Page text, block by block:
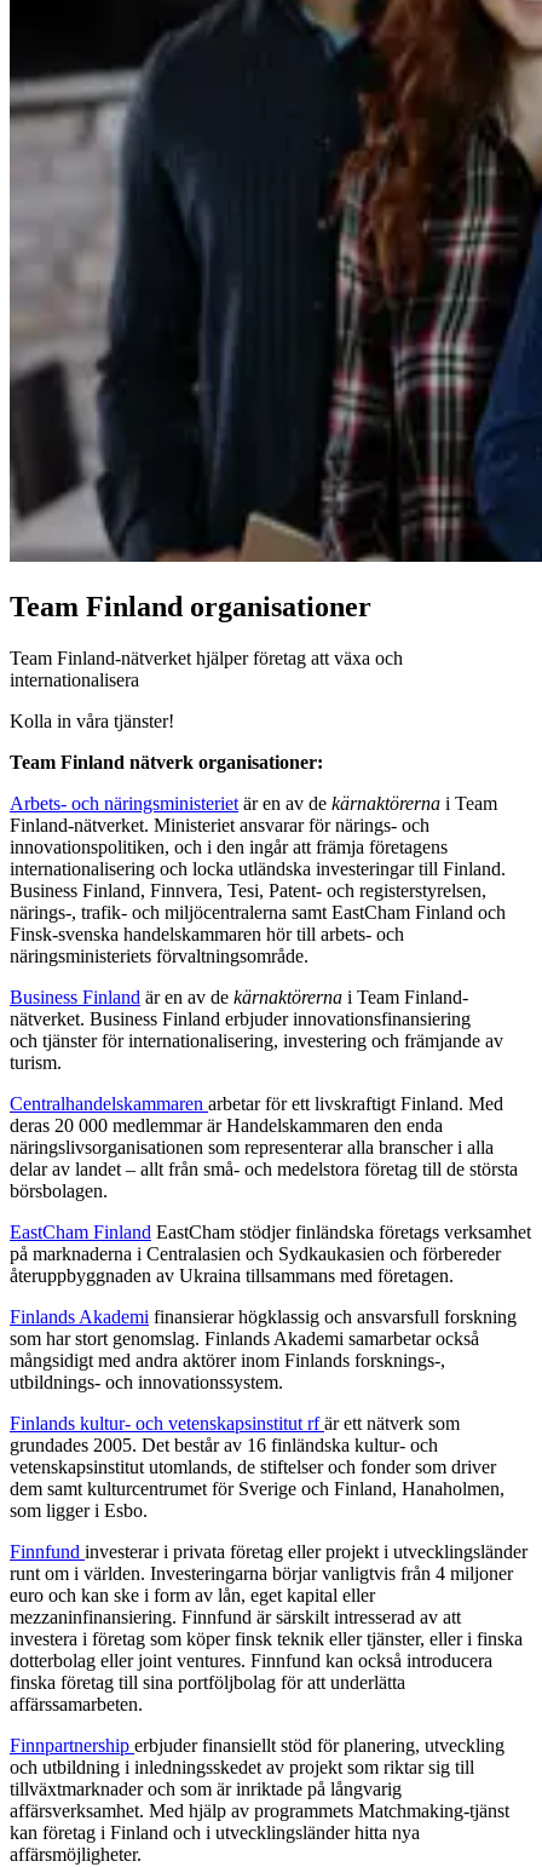
Team Finland organisationer
Team Finland-nätverket hjälper företag att växa och
internationalisera
Kolla in våra tjänster!
Team Finland nätverk organisationer:
Arbets- och näringsministeriet är en av de kärnaktörerna i Team
Finland-nätverket. Ministeriet ansvarar för närings- och
innovationspolitiken, och i den ingår att främja företagens
internationalisering och locka utländska investeringar till Finland.
Business Finland, Finnvera, Tesi, Patent- och registerstyrelsen,
närings-, trafik- och miljöcentralerna samt EastCham Finland och
Finsk-svenska handelskammaren hör till arbets- och
näringsministeriets förvaltningsområde.
Business Finland är en av de kärnaktörerna i Team Finland-
nätverket. Business Finland erbjuder innovationsfinansiering
och tjänster för internationalisering, investering och främjande av
turism.
Centralhandelskammaren arbetar för ett livskraftigt Finland. Med
deras 20 000 medlemmar är Handelskammaren den enda
näringslivsorganisationen som representerar alla branscher i alla
delar av landet – allt från små- och medelstora företag till de största
börsbolagen.
EastCham Finland EastCham stödjer finländska företags verksamhet
på marknaderna i Centralasien och Sydkaukasien och förbereder
återuppbyggnaden av Ukraina tillsammans med företagen.
Finlands Akademi finansierar högklassig och ansvarsfull forskning
som har stort genomslag. Finlands Akademi samarbetar också
mångsidigt med andra aktörer inom Finlands forsknings-,
utbildnings- och innovationssystem.
Finlands kultur- och vetenskapsinstitut rfär ett nätverk som
grundades 2005. Det består av 16 finländska kultur- och
vetenskapsinstitut utomlands, de stiftelser och fonder som driver
dem samt kulturcentrumet för Sverige och Finland, Hanaholmen,
som ligger i Esbo.
Finnfund investerar i privata företag eller projekt i utvecklingsländer
runt om i världen. Investeringarna börjar vanligtvis från 4 miljoner
euro och kan ske i form av lån, eget kapital eller
mezzaninfinansiering. Finnfund är särskilt intresserad av att
investera i företag som köper finsk teknik eller tjänster, eller i finska
dotterbolag eller joint ventures. Finnfund kan också introducera
finska företag till sina portföljbolag för att underlätta
affärssamarbeten.
Finnpartnership erbjuder finansiellt stöd för planering, utveckling
och utbildning i inledningsskedet av projekt som riktar sig till
tillväxtmarknader och som är inriktade på långvarig
affärsverksamhet. Med hjälp av programmets Matchmaking-tjänst
kan företag i Finland och i utvecklingsländer hitta nya
affärsmöjligheter.